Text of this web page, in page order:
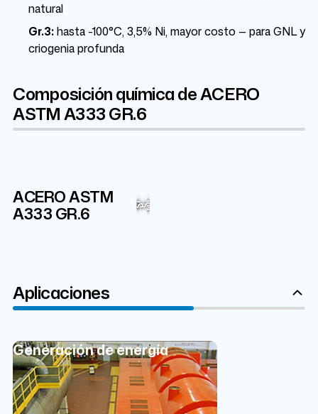
natural
Gr.3:hasta -100°C, 3,5% Ni, mayor costo — para GNL y
criogenia profunda
Composición química de ACERO
ASTM A333 GR.6
ACERO ASTM
A333 GR.6 C
Si
P
S
Mn
Aplicaciones
Generación de energía